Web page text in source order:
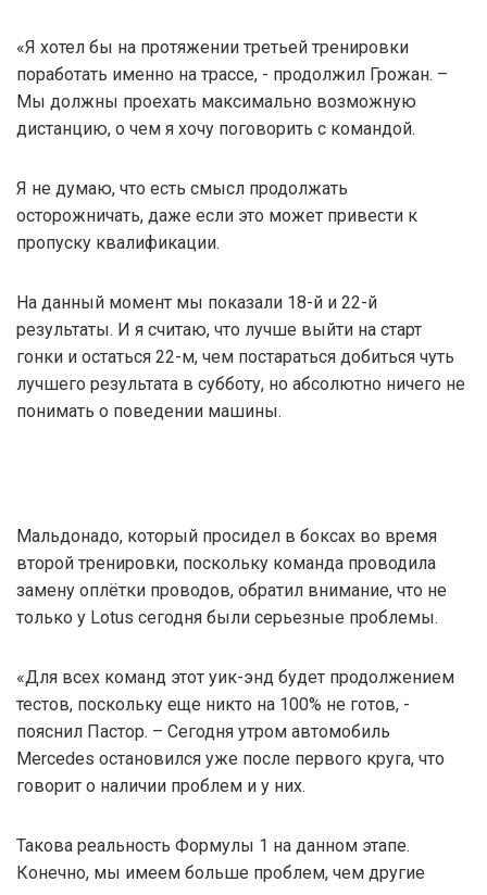
«Я хотел бы на протяжении третьей тренировки
поработать именно на трассе, - продолжил Грожан. –
Мы должны проехать максимально возможную
дистанцию, о чем я хочу поговорить с командой.
Я не думаю, что есть смысл продолжать
осторожничать, даже если это может привести к
пропуску квалификации.
На данный момент мы показали 18-й и 22-й
результаты. И я считаю, что лучше выйти на старт
гонки и остаться 22-м, чем постараться добиться чуть
лучшего результата в субботу, но абсолютно ничего не
понимать о поведении машины.
Мальдонадо, который просидел в боксах во время
второй тренировки, поскольку команда проводила
замену оплётки проводов, обратил внимание, что не
только у Lotus сегодня были серьезные проблемы.
«Для всех команд этот уик-энд будет продолжением
тестов, поскольку еще никто на 100% не готов, -
пояснил Пастор. – Сегодня утром автомобиль
Mercedes остановился уже после первого круга, что
говорит о наличии проблем и у них.
Такова реальность Формулы 1 на данном этапе.
Конечно, мы имеем больше проблем, чем другие